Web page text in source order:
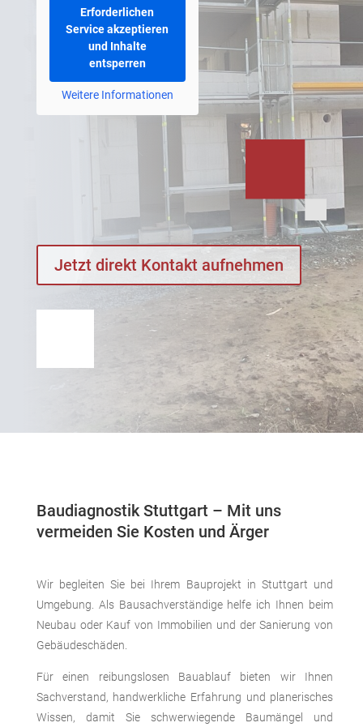
Erforderlichen
Service akzeptieren
und Inhalte
entsperren
Weitere Informationen
Jetzt direkt Kontakt aufnehmen
Baudiagnostik Stuttgart – Mit uns
vermeiden Sie Kosten und Ärger
Wir begleiten Sie bei Ihrem Bauprojekt in Stuttgart und
Umgebung. Als Bausachverständige helfe ich Ihnen beim
Neubau oder Kauf von Immobilien und der Sanierung von
Gebäudeschäden.
Für einen reibungslosen Bauablauf bieten wir Ihnen
Sachverstand, handwerkliche Erfahrung und planerisches
Wissen, damit Sie schwerwiegende Baumängel und